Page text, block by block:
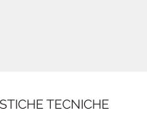
TECNICHE